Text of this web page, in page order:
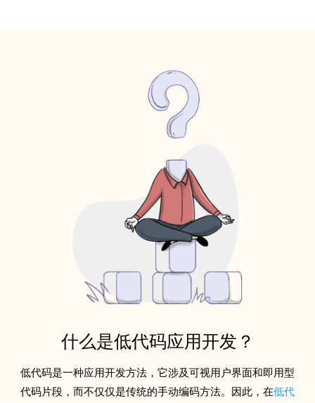
什么是低代码应用开发？
低代码是一种应用开发方法，它涉及可视用户界面和即用型
代码片段，而不仅仅是传统的手动编码方法。因此，在低代